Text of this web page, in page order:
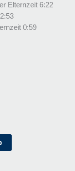
Elternzeit 6:22
0:59